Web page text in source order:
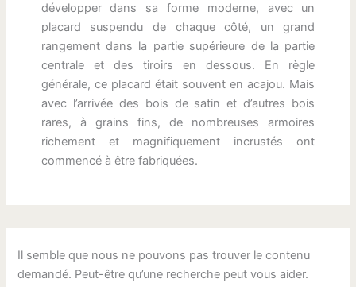
développer dans sa forme moderne, avec un
placard suspendu de chaque côté, un grand
rangement dans la partie supérieure de la partie
centrale et des tiroirs en dessous. En règle
générale, ce placard était souvent en acajou. Mais
avec l’arrivée des bois de satin et d’autres bois
rares, à grains fins, de nombreuses armoires
richement et magnifiquement incrustés ont
commencé à être fabriquées.
Il semble que nous ne pouvons pas trouver le contenu
demandé. Peut-être qu’une recherche peut vous aider.